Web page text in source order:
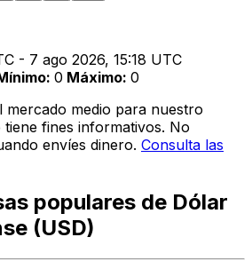
- 7 ago 2026, 15:18 UTC
: 0 Máximo: 0
mercado medio para nuestro
fines informativos. No
envíes dinero. Consulta las
populares de Dólar
(USD)